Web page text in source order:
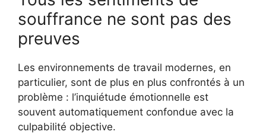
souffrance ne sont pas des
preuves
Les environnements de travail modernes, en
particulier, sont de plus en plus confrontés à un
problème : l’inquiétude émotionnelle est
souvent automatiquement confondue avec la
culpabilité objective.